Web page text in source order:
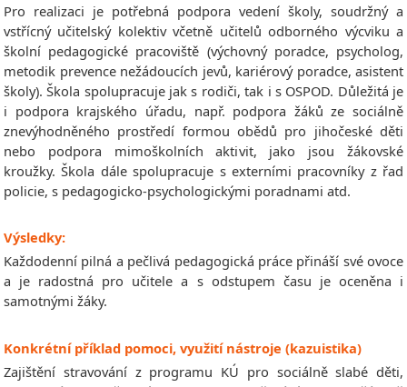
Pro realizaci je potřebná podpora vedení školy, soudržný a
vstřícný učitelský kolektiv včetně učitelů odborného výcviku a
školní pedagogické pracoviště (výchovný poradce, psycholog,
metodik prevence nežádoucích jevů, kariérový poradce, asistent
školy). Škola spolupracuje jak s rodiči, tak i s OSPOD. Důležitá je
i podpora krajského úřadu, např. podpora žáků ze sociálně
znevýhodněného prostředí formou obědů pro jihočeské děti
nebo podpora mimoškolních aktivit, jako jsou žákovské
kroužky. Škola dále spolupracuje s externími pracovníky z řad
policie, s pedagogicko-psychologickými poradnami atd.
Výsledky:
Každodenní pilná a pečlivá pedagogická práce přináší své ovoce
a je radostná pro učitele a s odstupem času je oceněna i
samotnými žáky.
Konkrétní příklad pomoci, využití nástroje (kazuistika)
Zajištění stravování z programu KÚ pro sociálně slabé děti,